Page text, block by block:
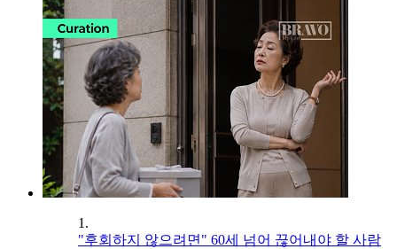
1.
"후회하지 않으려면" 60세 넘어 끊어내야 할 사람